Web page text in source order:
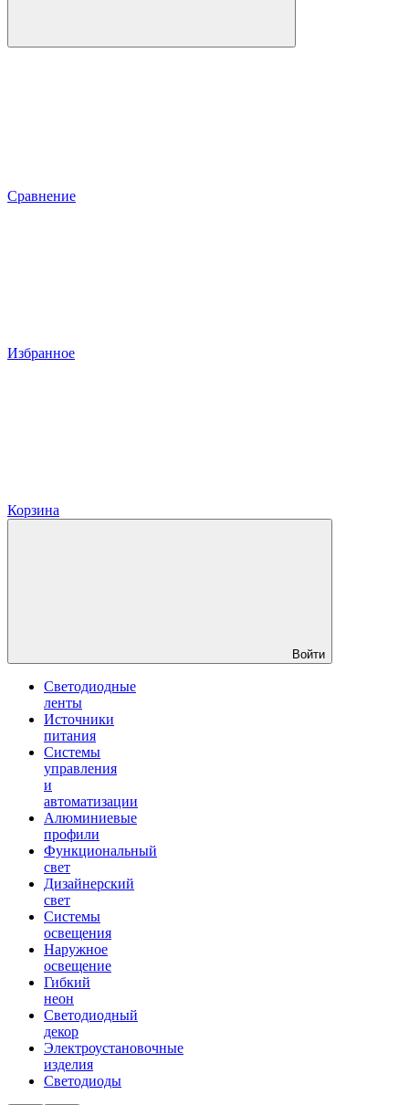
Сравнение
Избранное
Корзина
Войти
Светодиодные
ленты
Источники
питания
Системы
управления
и
автоматизации
Алюминиевые
профили
Функциональный
свет
Дизайнерский
свет
Системы
освещения
Наружное
освещение
Гибкий
неон
Светодиодный
декор
Электроустановочные
изделия
Светодиоды